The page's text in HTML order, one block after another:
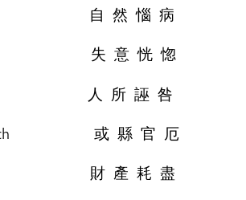
bệnh 自 然 惱 病
hốt 失 意 恍 惚
人 所 誣 咎
ách 或 縣 官 厄
tận 財 產 耗 盡